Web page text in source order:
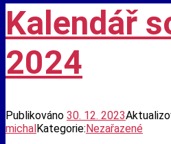
Podpora
činnosti
okrsků
Kalendář
2024
Publikováno 30. 12. 2023
michal Kategorie: Nezařazené